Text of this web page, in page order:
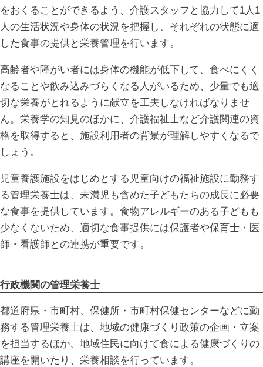
をおくることができるよう、介護スタッフと協力して1人1
人の生活状況や身体の状況を把握し、それぞれの状態に適
した食事の提供と栄養管理を行います。
高齢者や障がい者には身体の機能が低下して、食べにくく
なることや飲み込みづらくなる人がいるため、少量でも適
切な栄養がとれるように献立を工夫しなければなりませ
ん。栄養学の知見のほかに、介護福祉士など介護関連の資
格を取得すると、施設利用者の背景が理解しやすくなるで
しょう。
児童養護施設をはじめとする児童向けの福祉施設に勤務す
る管理栄養士は、未満児も含めた子どもたちの成長に必要
な食事を提供しています。食物アレルギーのある子どもも
少なくないため、適切な食事提供には保護者や保育士・医
師・看護師との連携が重要です。
行政機関の管理栄養士
都道府県・市町村、保健所・市町村保健センターなどに勤
務する管理栄養士は、地域の健康づくり政策の企画・立案
を担当するほか、地域住民に向けて食による健康づくりの
講座を開いたり、栄養相談を行っています。